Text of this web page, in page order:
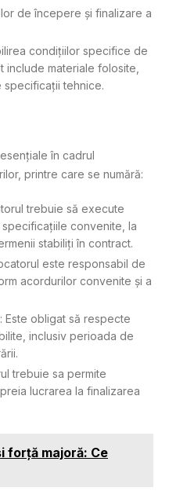
de începere și finalizare a
condițiilor specifice de
materiale folosite,
specificații tehnice.
în cadrul
printre care se numără:
trebuie să execute
convenite, la
stabiliți în contract.
este responsabil de
acordurilor convenite și a
: Este obligat să respecte
inclusiv perioada de
trebuie sa permite
lucrarea la finalizarea
forță majoră: Ce